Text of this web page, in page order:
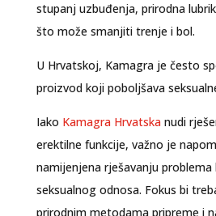
stupanj uzbuđenja, prirodna
što može smanjiti trenje i bol.
U Hrvatskoj, Kamagra je često
proizvod koji poboljšava
Iako Kamagra Hrvatskanudi
erektilne funkcije, važno je
namijenjena rješavanju
seksualnog odnosa. Fokus bi
prirodnim metodama pripreme i